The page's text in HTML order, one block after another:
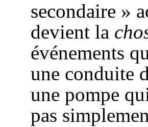
secondaire »
devient la
événements
une conduite
une pompe
pas